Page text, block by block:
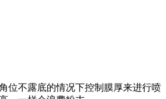
位不露底的情况下控制膜厚来进行喷